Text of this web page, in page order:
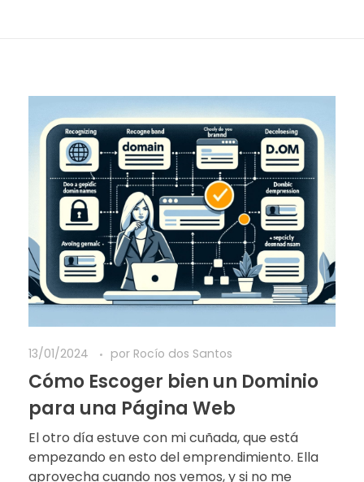
13/01/2024 por Rocío dos Santos
Cómo Escoger bien un Dominio
para una Página Web
El otro día estuve con mi cuñada, que está
empezando en esto del emprendimiento. Ella
aprovecha cuando nos vemos, y si no me